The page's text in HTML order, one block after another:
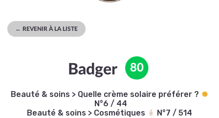
← REVENIR À LA LISTE
Badger 80
Beauté & soins> Quelle crème solaire préférer ?
N°6 / 44
Beauté & soins > Cosmétiques N°7 / 514